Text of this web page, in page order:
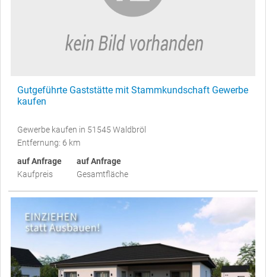
Gutgeführte Gaststätte mit Stammkundschaft Gewerbe
kaufen
Gewerbe kaufen in 51545 Waldbröl
Entfernung: 6 km
auf Anfrage
Kaufpreis
auf Anfrage
Gesamtfläche